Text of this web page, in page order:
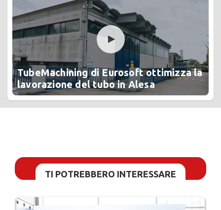
TubeMachining di Eurosoft ottimizza la
lavorazione del tubo in Alesa
TI POTREBBERO INTERESSARE